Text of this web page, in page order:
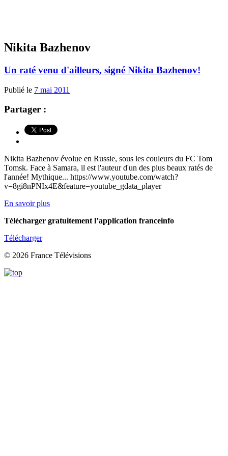
Nikita Bazhenov
Un raté venu d'ailleurs, signé Nikita Bazhenov!
Publié le 7 mai 2011
Partager :
Nikita Bazhenov évolue en Russie, sous les couleurs du FC Tom
Tomsk. Face à Samara, il est l'auteur d'un des plus beaux ratés de
l'année! Mythique... https://www.youtube.com/watch?
v=8gi8nPNIx4E&feature=youtube_gdata_player
En savoir plus
Télécharger gratuitement l’application franceinfo
Télécharger
© 2026 France Télévisions